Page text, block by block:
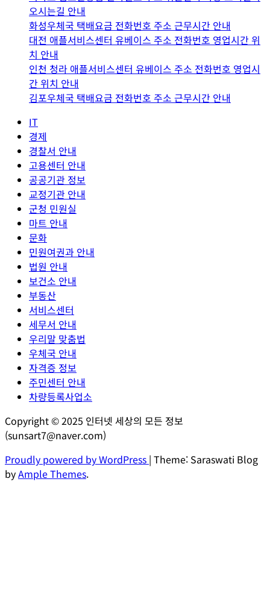
오시는길 안내
화성우체국 택배요금 전화번호 주소 근무시간 안내
대전 애플서비스센터 유베이스 주소 전화번호 영업시간 위
치 안내
인천 청라 애플서비스센터 유베이스 주소 전화번호 영업시
간 위치 안내
김포우체국 택배요금 전화번호 주소 근무시간 안내
IT
경제
경찰서 안내
고용센터 안내
공공기관 정보
교정기관 안내
군청 민원실
마트 안내
문화
민원여권과 안내
법원 안내
보건소 안내
부동산
서비스센터
세무서 안내
우리말 맞춤법
우체국 안내
자격증 정보
주민센터 안내
차량등록사업소
Copyright © 2025 인터넷 세상의 모든 정보
(sunsart7@naver.com)
Proudly powered by WordPress | Theme: Saraswati Blog
byAmple Themes.